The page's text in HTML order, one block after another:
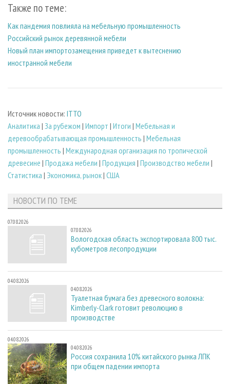
Также по теме:
Как пандемия повлияла на мебельную промышленность
Российский рынок деревянной мебели
Новый план импортозамещения приведет к вытеснению
иностранной мебели
Источник новости: ITTO
Аналитика | За рубежом | Импорт | Итоги | Мебельная и
деревообрабатывающая промышленность | Мебельная
промышленность | Международная организация по тропической
древесине | Продажа мебели | Продукция | Производство мебели |
Статистика | Экономика, рынок| США
НОВОСТИ ПО ТЕМЕ
07.08.2026
07.08.2026
Вологодская область экспортировала 800 тыс.
кубометров лесопродукции
04.08.2026
04.08.2026
Туалетная бумага без древесного волокна:
Kimberly-Clark готовит революцию в
производстве
04.08.2026
04.08.2026
Россия сохранила 10% китайского рынка ЛПК
при общем падении импорта